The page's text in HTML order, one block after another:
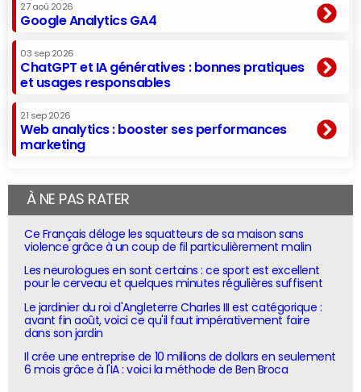
27 aoû 2026
Google Analytics GA4
03 sep 2026
ChatGPT et IA génératives : bonnes pratiques
et usages responsables
21 sep 2026
Web analytics : booster ses performances
marketing
À NE PAS RATER
Ce Français déloge les squatteurs de sa maison sans
violence grâce à un coup de fil particulièrement malin
Les neurologues en sont certains : ce sport est excellent
pour le cerveau et quelques minutes régulières suffisent
Le jardinier du roi d'Angleterre Charles III est catégorique :
avant fin août, voici ce qu'il faut impérativement faire
dans son jardin
Il crée une entreprise de 10 millions de dollars en seulement
6 mois grâce à l'IA : voici la méthode de Ben Broca